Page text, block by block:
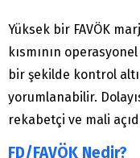
Yüksek bir FAVÖK
kısmının
bir şekilde kontrol
yorumlanabilir.
rekabetçi ve mali
FD/FAVÖK Nedir?